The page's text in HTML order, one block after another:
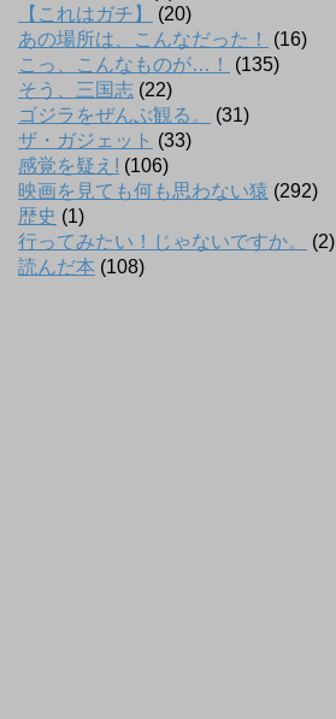
【これはガチ】
(20)
あの場所は、こんなだった！
(16)
こっ、こんなものが…！
(135)
そう、三国志 (22)
ゴジラをぜんぶ観る。
(31)
ザ・ガジェット (33)
感覚を疑え! (106)
映画を見ても何も思わない猿 (292)
歴史 (1)
行ってみたい！じゃないですか。
(2)
読んだ本 (108)